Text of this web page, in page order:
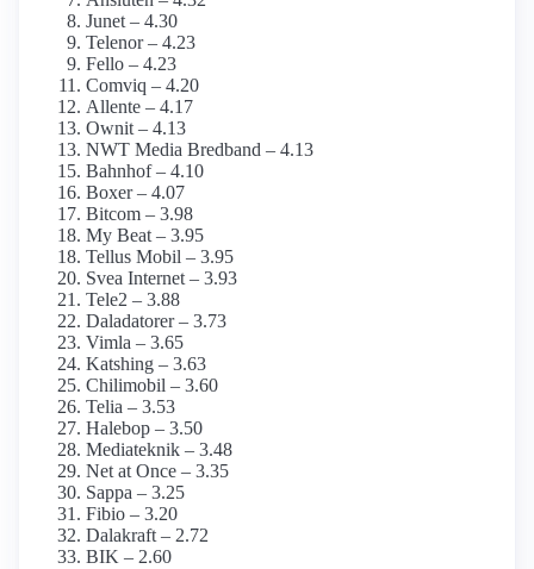
Junet – 4.30
Telenor – 4.23
Fello – 4.23
Comviq – 4.20
Allente – 4.17
Ownit – 4.13
NWT Media Bredband – 4.13
Bahnhof – 4.10
Boxer – 4.07
Bitcom – 3.98
My Beat – 3.95
Tellus Mobil – 3.95
Svea Internet – 3.93
Tele2 – 3.88
Daladatorer – 3.73
Vimla – 3.65
Katshing – 3.63
Chilimobil – 3.60
Telia – 3.53
Halebop – 3.50
Mediateknik – 3.48
Net at Once – 3.35
Sappa – 3.25
Fibio – 3.20
Dalakraft – 2.72
BIK – 2.60